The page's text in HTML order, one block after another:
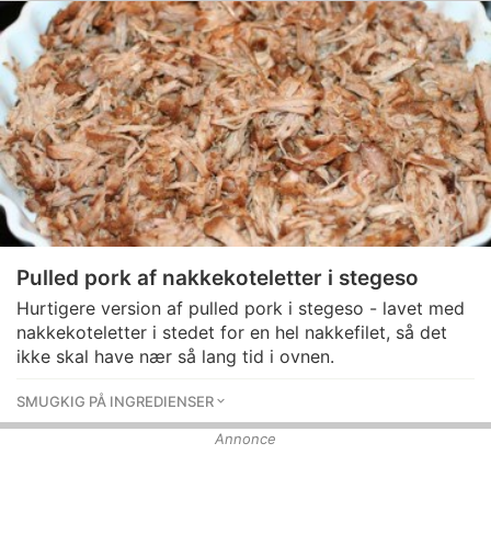
Pulled pork af nakkekoteletter i stegeso
Hurtigere version af pulled pork i stegeso - lavet med
nakkekoteletter i stedet for en hel nakkefilet, så det
ikke skal have nær så lang tid i ovnen.
SMUGKIG PÅ INGREDIENSER
Annonce